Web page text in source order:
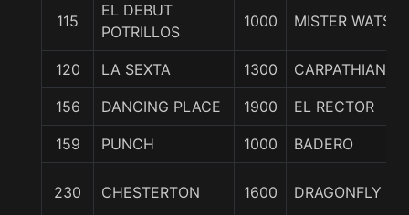
115
EL DEBUT
POTRILLOS
1000 MISTER
120 LA SEXTA 1300 CARPATHIAN
156 DANCING PLACE 1900 EL RECTOR
159 PUNCH 1000 BADERO
230 CHESTERTON 1600 DRAGONFLY